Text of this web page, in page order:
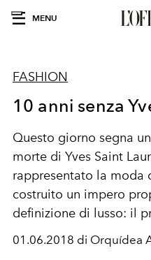
MENU
FASHION
10 anni senza
Questo giorno segna
morte di Yves Saint
rappresentato la moda
costruito un impero
definizione di lusso: il
01.06.2018 di Orquídea